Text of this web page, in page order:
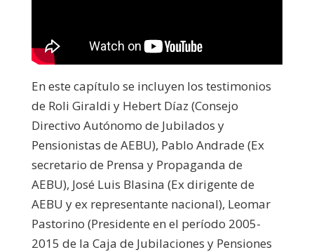
En este capítulo se incluyen los testimonios
de Roli Giraldi y Hebert Díaz (Consejo
Directivo Autónomo de Jubilados y
Pensionistas de AEBU), Pablo Andrade (Ex
secretario de Prensa y Propaganda de
AEBU), José Luis Blasina (Ex dirigente de
AEBU y ex representante nacional), Leomar
Pastorino (Presidente en el período 2005-
2015 de la Caja de Jubilaciones y Pensiones